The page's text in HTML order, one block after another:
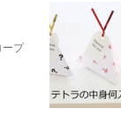
ープ